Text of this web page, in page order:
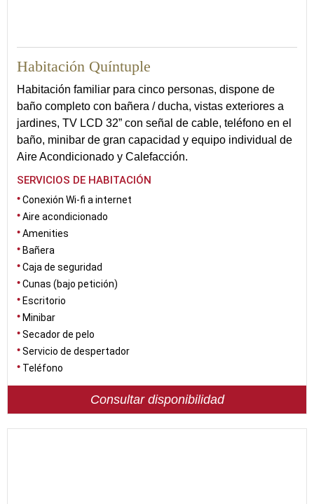
Habitación Quíntuple
Habitación familiar para cinco personas, dispone de
baño completo con bañera / ducha, vistas exteriores a
jardines, TV LCD 32” con señal de cable, teléfono en el
baño, minibar de gran capacidad y equipo individual de
Aire Acondicionado y Calefacción.
SERVICIOS DE HABITACIÓN
Conexión Wi-fi a internet
Aire acondicionado
Amenities
Bañera
Caja de seguridad
Cunas (bajo petición)
Escritorio
Minibar
Secador de pelo
Servicio de despertador
Teléfono
Consultar disponibilidad